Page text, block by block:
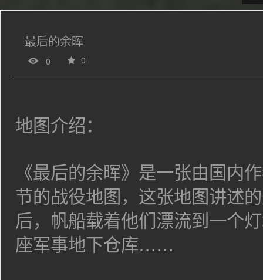
最后的余晖
0 0
地图介绍：
《最后的余晖》是一张由国内
节的战役地图，这张地图讲述
后，帆船载着他们漂流到一个
座军事地下仓库……